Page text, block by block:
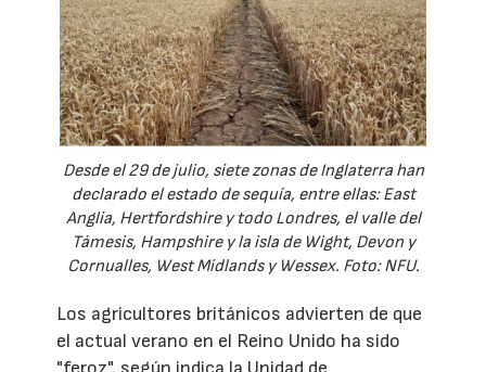
Desde el 29 de julio, siete zonas de Inglaterra han
declarado el estado de sequía, entre ellas: East
Anglia, Hertfordshire y todo Londres, el valle del
Támesis, Hampshire y la isla de Wight, Devon y
Cornualles, West Midlands y Wessex. Foto: NFU.
Los agricultores británicos advierten de que
el actual verano en el Reino Unido ha sido